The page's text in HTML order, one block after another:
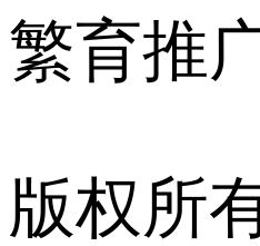
繁育推
版权所